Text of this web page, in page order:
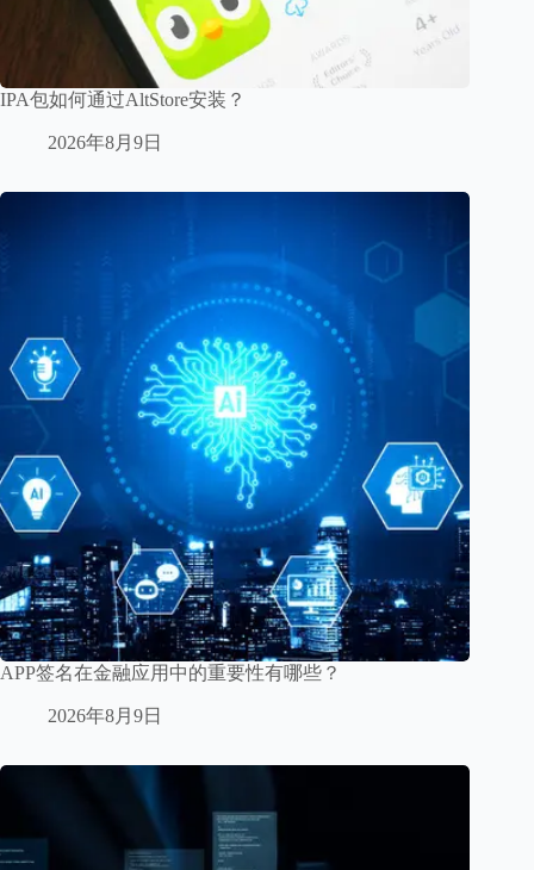
IPA包如何通过AltStore安装？
2026年8月9日
APP签名在金融应用中的重要性有哪些？
2026年8月9日